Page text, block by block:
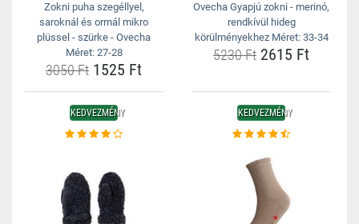
Zokni puha szegéllyel,
saroknál és orrnál mikro
plüssel - szürke - Ovecha
Méret: 27-28
3050 Ft 1525 Ft
Ovecha Gyapjú zokni - merinó,
rendkívül hideg
körülményekhez Méret: 33-34
5230 Ft 2615 Ft
KEDVEZMÉNY KEDVEZMÉNY